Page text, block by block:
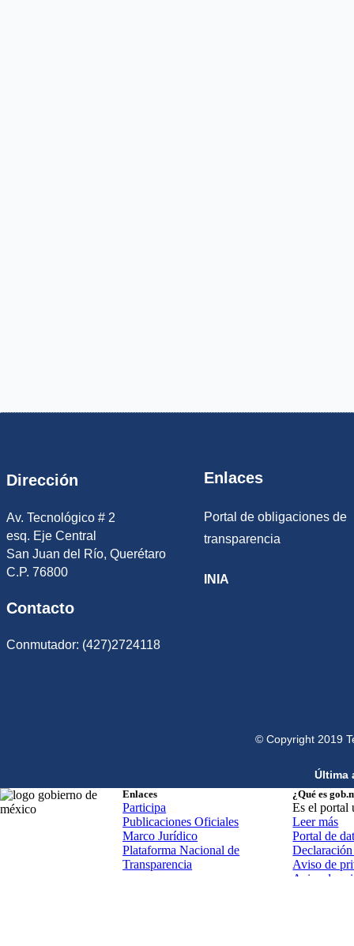
Dirección
Av. Tecnológico # 2
esq. Eje Central
San Juan del Río, Querétaro
C.P. 76800
Contacto
Conmutador: (427)2724118
Enlaces
Portal de obligaciones de
transparencia
INIA
© Copyright 2019
Última
Enlaces
Participa
Publicaciones Oficiales
Marco Jurídico
Plataforma Nacional de
Transparencia
¿Qué es
Es el portal
Leer más
Portal de
Aviso de
Aviso de